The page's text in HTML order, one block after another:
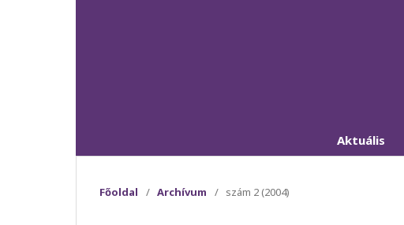
Aktuális
Főoldal / Archívum / szám 2 (2004)